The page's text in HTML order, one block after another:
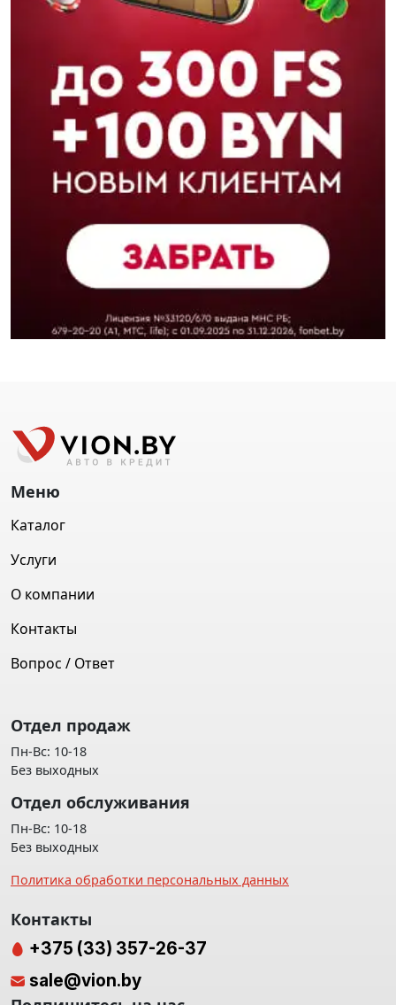
Меню
Каталог
Услуги
О компании
Контакты
Вопрос / Ответ
Отдел продаж
Пн-Вс: 10-18
Без выходных
Отдел обслуживания
Пн-Вс: 10-18
Без выходных
Политика обработки персональных данных
Контакты
+375 (33) 357-26-37
sale@vion.by